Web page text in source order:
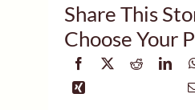
Share This
Choose Your